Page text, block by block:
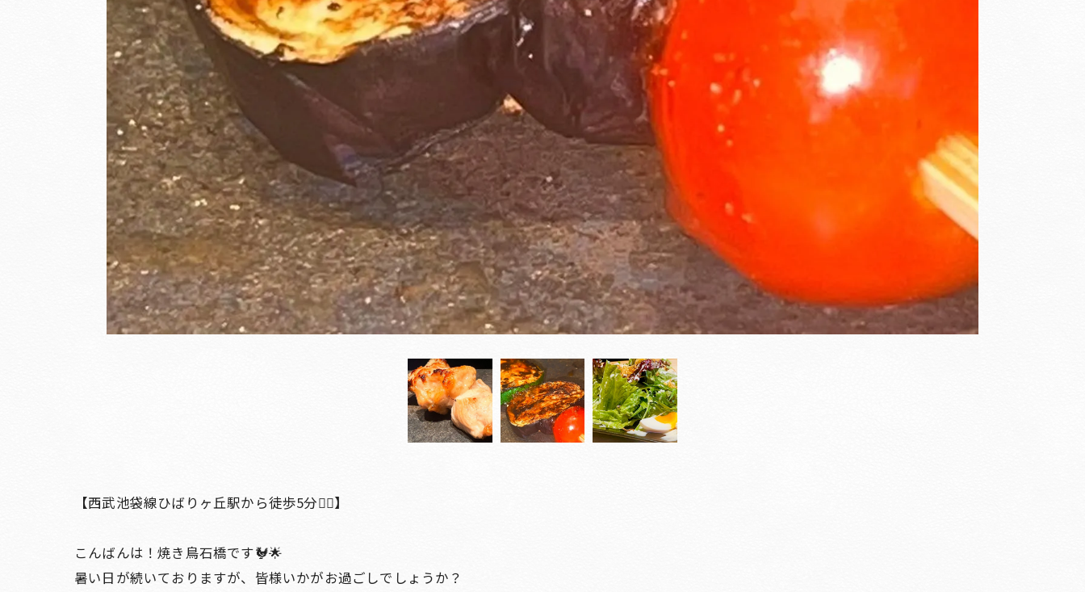
【西武池袋線ひばりヶ丘駅から徒歩5分🚶‍♀️】
こんばんは！焼き鳥石橋です🐓🌟
暑い日が続いておりますが、皆様いかがお過ごしでしょうか？